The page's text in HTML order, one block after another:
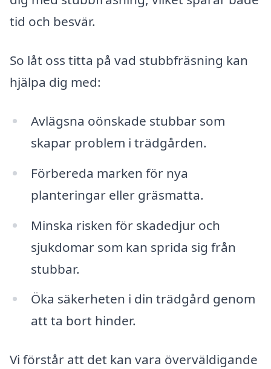
tid och besvär.
So låt oss titta på vad stubbfräsning kan
hjälpa dig med:
Avlägsna oönskade stubbar som
skapar problem i trädgården.
Förbereda marken för nya
planteringar eller gräsmatta.
Minska risken för skadedjur och
sjukdomar som kan sprida sig från
stubbar.
Öka säkerheten i din trädgård genom
att ta bort hinder.
Vi förstår att det kan vara överväldigande